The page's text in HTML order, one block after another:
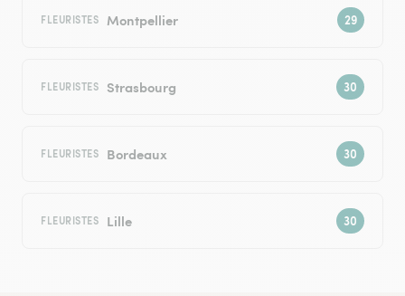
FLEURISTES Montpellier
FLEURISTES Strasbourg
FLEURISTES Bordeaux
FLEURISTES Lille